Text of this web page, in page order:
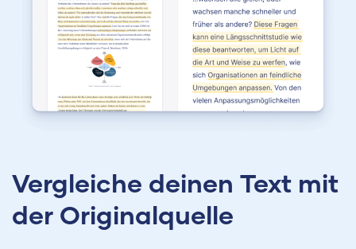
Vergleiche deinen Text mit
der Originalquelle